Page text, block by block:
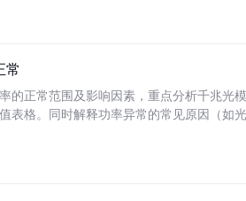
常
的正常范围及影响因素，重点分析千兆光
表格。同时解释功率异常的常见原因（如